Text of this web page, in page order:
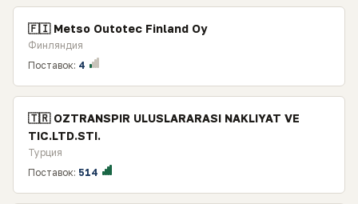
🇫🇮 Metso Outotec Finland Oy
Финляндия
Поставок: 4
🇹🇷 OZTRANSPIR ULUSLARARASI NAKLIYAT VE
TIC.LTD.STI.
Турция
Поставок: 514